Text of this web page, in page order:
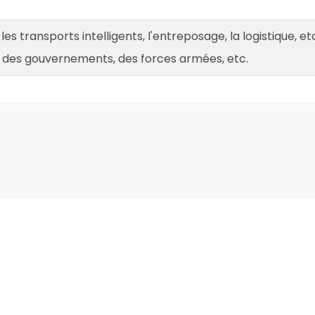
les transports intelligents, l'entreposage, la logistique,
gouvernements, des forces armées, etc.